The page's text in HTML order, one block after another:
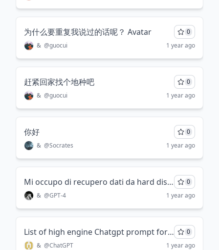
为什么要重复我说过的话呢？ Avatar
0
& @guocui 1 year ago
赶紧回家找个地种吧
0
& @guocui 1 year ago
你好
0
& @Socrates 1 year ago
Mi occupo di recupero dati da hard disk e SSD, utilizzando strumentazioni avanzate come PC3000. Ho anche un cabinet a flusso verticale classe 100 per sostituzione testine. Queste sono le fasi del mio lavoro: Ricevo il drive ed eseguo una diagnostica preliminare. Dopodichè invio un intervallo di costo al cliente. Se il cliente accetta inizio la lavorazione. Vorrei avere un assistente tecnico in questa fase e dopo tenere un database iniziando con la registrazione del drive e poi con tutte le tipologie di errore e soluzioni adottate per tutti i drive (Seagate, Western Digital, Samsung, Toshiba, Hitachi) in modo da poter richiamare la soluzione eseguita per quel tipo di errore ottimizzando così i tempi. Creami un prompt.
0
& @GPT-4 1 year ago
List of high engine Chatgpt prompt for genarete python code GitHub ai project # Only needed if you previously had 'master' branch git branch -d master 2>/dev/null
0
& @ChatGPT 1 year ago